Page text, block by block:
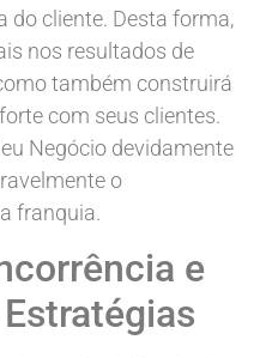
do cliente. Desta forma,
nos resultados de
também construirá
com seus clientes.
Negócio devidamente
o
franquia.
e